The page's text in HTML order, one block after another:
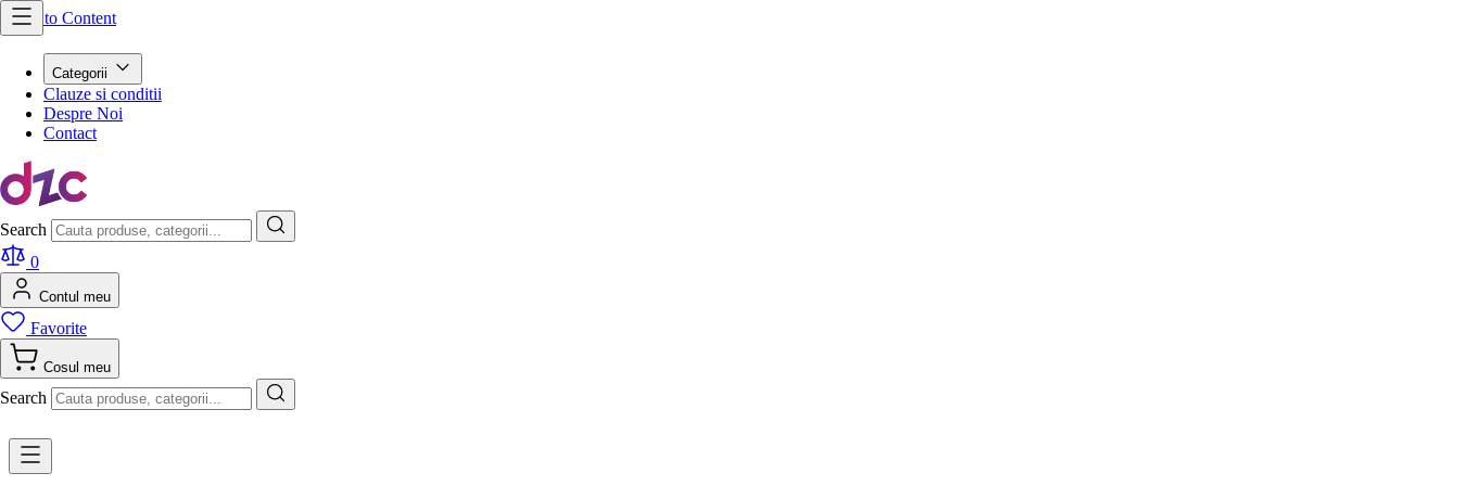
Skip to Content
Categorii
Clauze si conditii
Despre Noi
Contact
Search
0
Contul meu
Favorite
Cosul meu
Search